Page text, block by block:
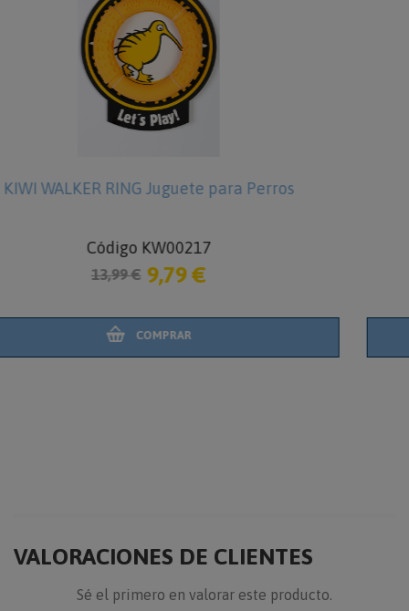
KIWI WALKER BALL Pelota para
VALORACIONES DE CLIENTES
Sé el primero en valorar este producto.